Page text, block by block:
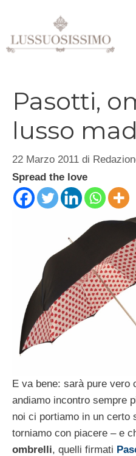
contenuto
Pasotti,
lusso
22 Marzo 2011 di
Spread the love
E va bene: sarà pure vero
andiamo incontro sempre
noi ci portiamo in un certo
torniamo con piacere – e
ombrelli, quelli firmati